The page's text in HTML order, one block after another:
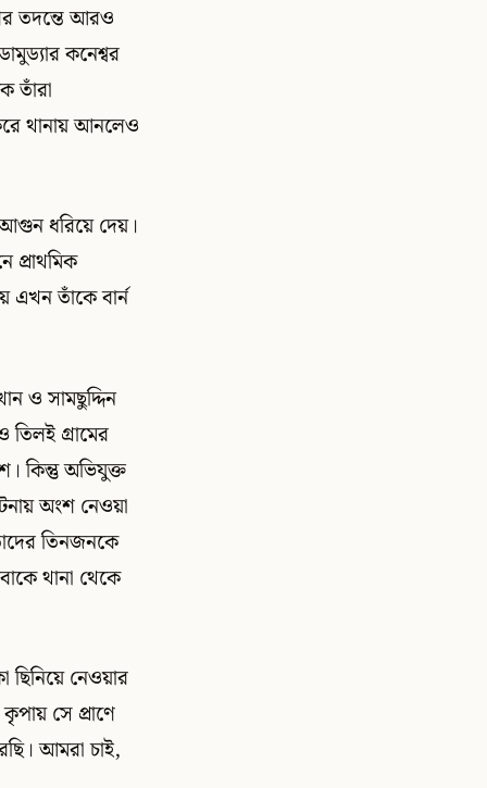
তদন্তে আরও
কনেশ্বর
তাঁরা
থানায় আনলেও
আগুন ধরিয়ে দেয়।
প্রাথমিক
এখন তাঁকে বার্ন
ও সামছুদ্দিন
তিলই গ্রামের
কিন্তু অভিযুক্ত
অংশ নেওয়া
তিনজনকে
থানা থেকে
ছিনিয়ে নেওয়ার
সে প্রাণে
আমরা চাই,